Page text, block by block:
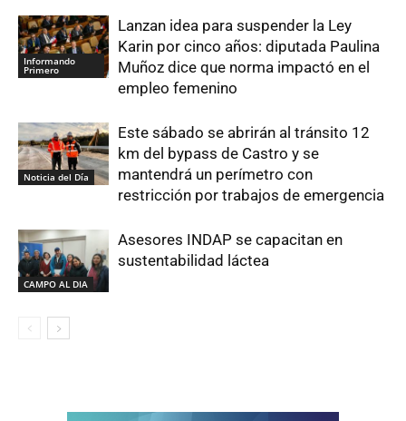
Informando
Primero
Lanzan idea para suspender la Ley
Karin por cinco años: diputada Paulina
Muñoz dice que norma impactó en el
empleo femenino
Noticia del Día
Este sábado se abrirán al tránsito 12
km del bypass de Castro y se
mantendrá un perímetro con
restricción por trabajos de emergencia
CAMPO AL DIA
Asesores INDAP se capacitan en
sustentabilidad láctea